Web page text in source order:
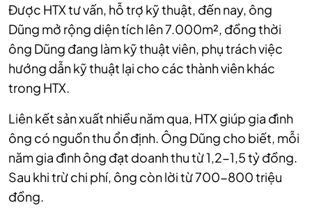
Được HTX tư vấn, hỗ trợ kỹ thuật, đến nay, ông
Dũng mở rộng diện tích lên 7.000m², đồng thời
ông Dũng đang làm kỹ thuật viên, phụ trách việc
hướng dẫn kỹ thuật lại cho các thành viên khác
trong HTX.
Liên kết sản xuất nhiều năm qua, HTX giúp gia đình
ông có nguồn thu ổn định. Ông Dũng cho biết, mỗi
năm gia đình ông đạt doanh thu từ 1,2-1,5 tỷ đồng.
Sau khi trừ chi phí, ông còn lời từ 700-800 triệu
đồng.